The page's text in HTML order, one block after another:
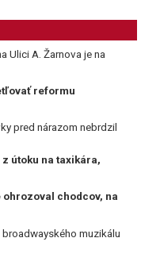
Ulici A. Žarnova je na
reformu
pred nárazom nebrdzil
útoku na taxikára,
chodcov, na
muzikálu